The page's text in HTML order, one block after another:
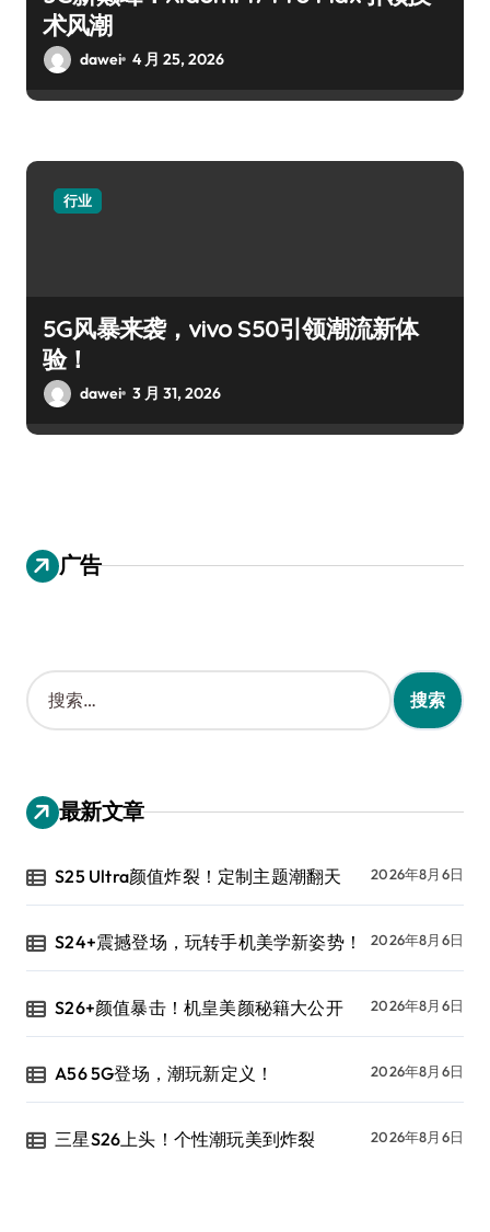
术风潮
dawei 4 月 25, 2026
行业
5G风暴来袭，vivo S50引领潮流新体
验！
dawei 3 月 31, 2026
广告
搜
索
：
最新文章
S25 Ultra颜值炸裂！定制主题潮翻天 2026年8月6日
S24+震撼登场，玩转手机美学新姿势！ 2026年8月6日
S26+颜值暴击！机皇美颜秘籍大公开 2026年8月6日
A56 5G登场，潮玩新定义！ 2026年8月6日
三星S26上头！个性潮玩美到炸裂 2026年8月6日